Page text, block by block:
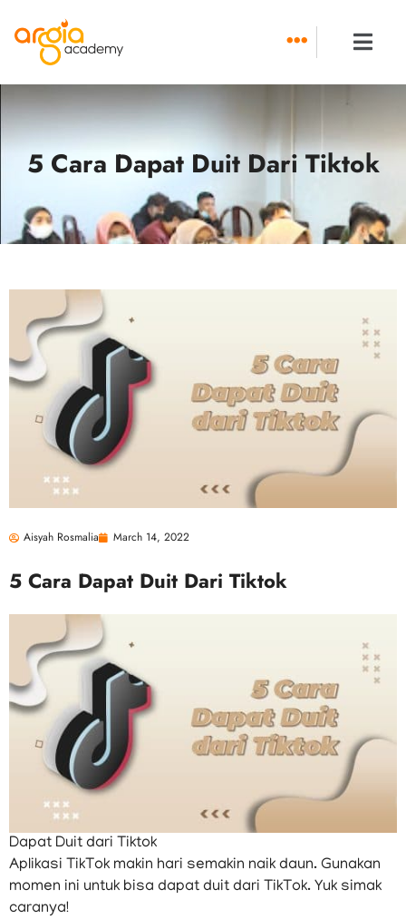
content
5 Cara Dapat Duit Dari Tiktok
Aisyah Rosmalia March 14, 2022
5 Cara Dapat Duit Dari Tiktok
Dapat Duit dari Tiktok
Aplikasi TikTok makin hari semakin naik daun. Gunakan
momen ini untuk bisa dapat duit dari TikTok. Yuk simak
caranya!